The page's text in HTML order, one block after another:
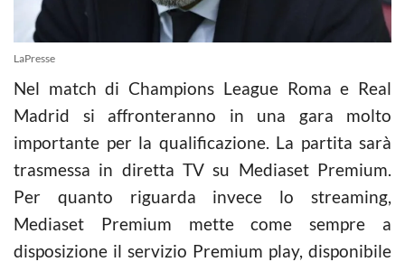
LaPresse
Nel match di Champions League Roma e Real
Madrid si affronteranno in una gara molto
importante per la qualificazione. La partita sarà
trasmessa in diretta TV su Mediaset Premium.
Per quanto riguarda invece lo streaming,
Mediaset Premium mette come sempre a
disposizione il servizio Premium play, disponibile